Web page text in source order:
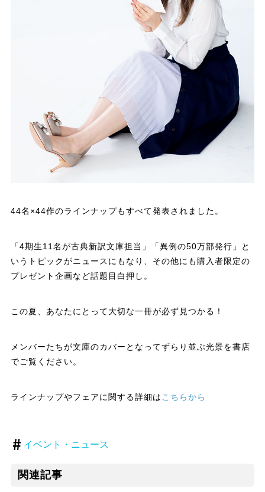
44名×44作のラインナップもすべて発表されました。
「4期生11名が古典新訳文庫担当」「異例の50万部発行」と
いうトピックがニュースにもなり、その他にも購入者限定の
プレゼント企画など話題目白押し。
この夏、あなたにとって大切な一冊が必ず見つかる！
メンバーたちが文庫のカバーとなってずらり並ぶ光景を書店
でご覧ください。
ラインナップやフェアに関する詳細は こちらから
イベント・ニュース
関連記事